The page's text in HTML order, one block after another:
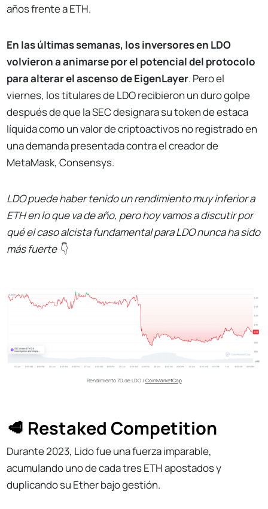
años frente a ETH.
En las últimas semanas, los inversores en LDO
volvieron a animarse por el potencial del protocolo
para alterar el ascenso de EigenLayer. Pero el
viernes, los titulares de LDO recibieron un duro golpe
después de que la SEC designara su token de estaca
líquida como un valor de criptoactivos no registrado en
una demanda presentada contra el creador de
MetaMask, Consensys.
LDO puede haber tenido un rendimiento muy inferior a
ETH en lo que va de año, pero hoy vamos a discutir por
qué el caso alcista fundamental para LDO nunca ha sido
más fuerte 👇
Rendimiento 7D de LDO / CoinMarketCap
🥩 Restaked Competition
Durante 2023, Lido fue una fuerza imparable,
acumulando uno de cada tres ETH apostados y
duplicando su Ether bajo gestión.